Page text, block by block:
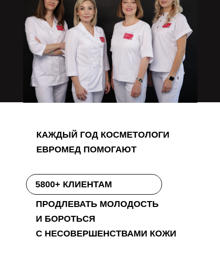
КАЖДЫЙ ГОД КОСМЕТОЛОГИ
ЕВРОМЕД ПОМОГАЮТ
ПРОДЛЕВАТЬ МОЛОДОСТЬ
И БОРОТЬСЯ
С НЕСОВЕРШЕНСТВАМИ КОЖИ
5800+ КЛИЕНТАМ